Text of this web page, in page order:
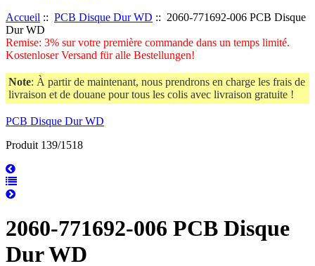
Accueil :: PCB Disque Dur WD :: 2060-771692-006 PCB Disque
Dur WD
Remise: 3% sur votre première commande dans un temps limité.
Kostenloser Versand für alle Bestellungen!
Note: À partir de maintenant, nous prendrons en charge les frais de
livraison et de douane pour tous les colis avec livraison gratuite !
PCB Disque Dur WD
Produit 139/1518
2060-771692-006 PCB Disque
Dur WD